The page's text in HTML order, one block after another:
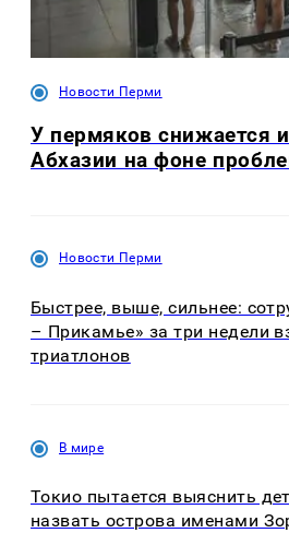
Новости Перми
У пермяков снижается
Абхазии на фоне
Новости Перми
Быстрее, выше, сильнее:
– Прикамье» за три недели
триатлонов
В мире
Токио пытается выяснить
назвать острова именами